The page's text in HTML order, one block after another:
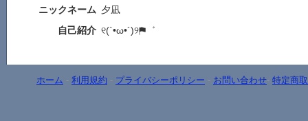
ニックネーム 夕凪
自己紹介 ୧(`•ω•´)୨⚑゛
ホーム - 利用規約 - プライバシーポリシー - お問い合わせ- 特定商